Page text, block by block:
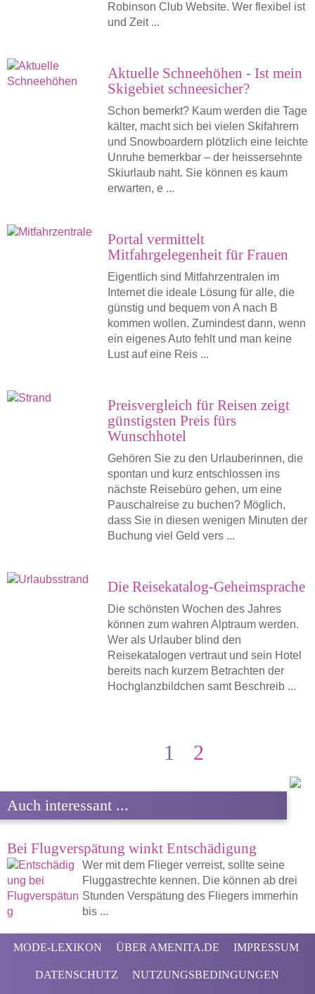
Robinson Club Website. Wer flexibel ist
und Zeit ...
Aktuelle Schneehöhen - Ist mein
Skigebiet schneesicher?
Schon bemerkt? Kaum werden die Tage
kälter, macht sich bei vielen Skifahrern
und Snowboardern plötzlich eine leichte
Unruhe bemerkbar – der heissersehnte
Skiurlaub naht. Sie können es kaum
erwarten, e ...
Portal vermittelt
Mitfahrgelegenheit für Frauen
Eigentlich sind Mitfahrzentralen im
Internet die ideale Lösung für alle, die
günstig und bequem von A nach B
kommen wollen. Zumindest dann, wenn
ein eigenes Auto fehlt und man keine
Lust auf eine Reis ...
Preisvergleich für Reisen zeigt
günstigsten Preis fürs
Wunschhotel
Gehören Sie zu den Urlauberinnen, die
spontan und kurz entschlossen ins
nächste Reisebüro gehen, um eine
Pauschalreise zu buchen? Möglich,
dass Sie in diesen wenigen Minuten der
Buchung viel Geld vers ...
Die Reisekatalog-Geheimsprache
Die schönsten Wochen des Jahres
können zum wahren Alptraum werden.
Wer als Urlauber blind den
Reisekatalogen vertraut und sein Hotel
bereits nach kurzem Betrachten der
Hochglanzbildchen samt Beschreib ...
1 2
Auch interessant ...
Bei Flugverspätung winkt Entschädigung
Wer mit dem Flieger verreist, sollte seine
Fluggastrechte kennen. Die können ab drei
Stunden Verspätung des Fliegers immerhin
bis ...
MODE-LEXIKON ÜBER AMENITA.DE IMPRESSUM
DATENSCHUTZ NUTZUNGSBEDINGUNGEN